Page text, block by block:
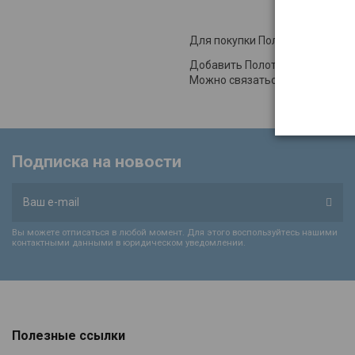
Для покупки Полотенце Buket
Добавить Полотенце Buket K.
Можно связаться с нами
Подписка на новости
Вы можете отписаться в любой момент. Для этого воспользуйтесь нашими
контактными данными в юридическом уведомлении.
Полезные ссылки